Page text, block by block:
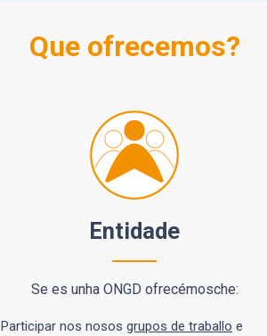
Que ofrecemos?
Entidade
Se es unha ONGD ofrecémosche:
Participar nos nosos grupos de traballo e